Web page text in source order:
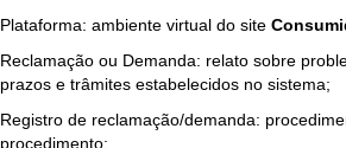
Plataforma: ambiente virtual do site
Reclamação ou Demanda: relato sobre
prazos e trâmites estabelecidos no sistema;
Registro de reclamação/demanda:
procedimento;